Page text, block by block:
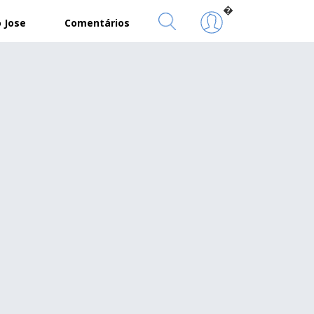
Comentários
�